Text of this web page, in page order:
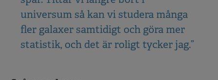
universum så kan vi studera många
fler galaxer samtidigt och göra mer
statistik, och det är roligt tycker jag.”